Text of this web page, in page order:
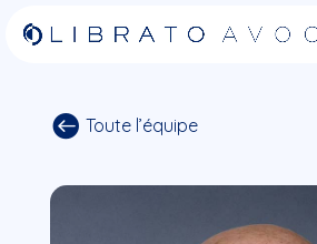
 Toute l’équipe